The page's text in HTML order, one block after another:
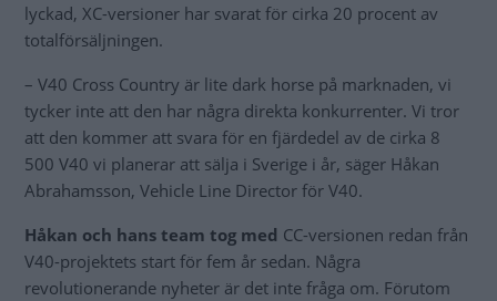
lyckad, XC-versioner har svarat för cirka 20 procent av
totalförsäljningen.
– V40 Cross Country är lite dark horse på marknaden, vi
tycker inte att den har några direkta konkurrenter. Vi tror
att den kommer att svara för en fjärdedel av de cirka 8
500 V40 vi planerar att sälja i Sverige i år, säger Håkan
Abrahamsson, Vehicle Line Director för V40.
Håkan och hans team tog med CC-versionen redan från
V40-projektets start för fem år sedan. Några
revolutionerande nyheter är det inte fråga om. Förutom